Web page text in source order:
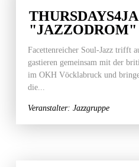
"JAZZODROM"
Facettenreicher Soul-Jazz trifft
gastieren gemeinsam mit der
im OKH Vöcklabruck und
die...
Veranstalter: Jazzgruppe